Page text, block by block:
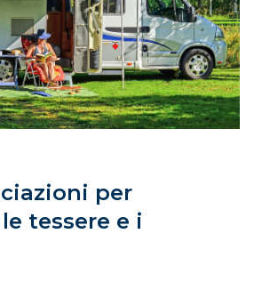
per
tessere e i